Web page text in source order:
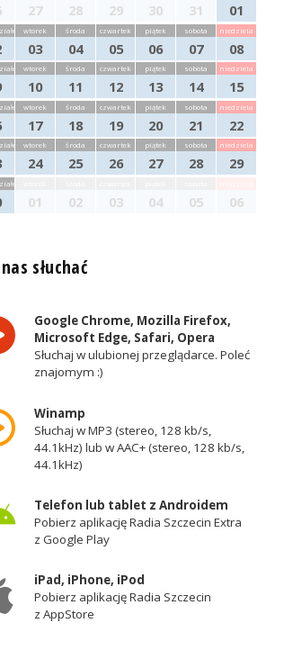
27 28 29 30 31 01
wtorek
03
środa
04
czwartek
05
piątek
06
sobota
07
niedziela
08
wtorek
10
środa
11
czwartek
12
piątek
13
sobota
14
niedziela
15
wtorek
17
środa
18
czwartek
19
piątek
20
sobota
21
niedziela
22
wtorek
24
środa
25
czwartek
26
piątek
27
sobota
28
niedziela
29
01 02 03 04 05 06
słuchać
Google Chrome, Mozilla Firefox,
Microsoft Edge, Safari, Opera
Słuchaj w ulubionej przeglądarce. Poleć
znajomym :)
Winamp
Słuchaj w MP3 (stereo, 128 kb/s,
44.1kHz) lub w AAC+ (stereo, 128 kb/s,
44.1kHz)
Telefon lub tablet z Androidem
Pobierz aplikację Radia Szczecin Extra
z Google Play
iPad, iPhone, iPod
Pobierz aplikację Radia Szczecin
z AppStore